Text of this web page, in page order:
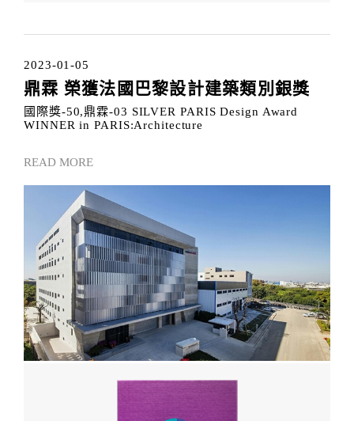
2023-01-05
鼎霖 榮獲法國巴黎設計建築類別銀獎
國際獎-50,鼎霖-03 SILVER PARIS Design Award
WINNER in PARIS:Architecture
READ MORE